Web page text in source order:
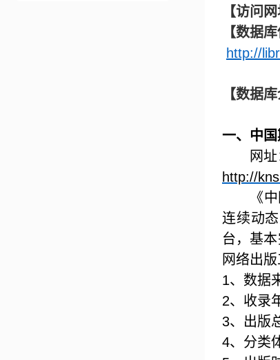
【访问网
【数据
http://
【数据
一、中
网址
http://
《
连续动
台，基
网络出
1、数据
2、收录
3、出版
4、分类